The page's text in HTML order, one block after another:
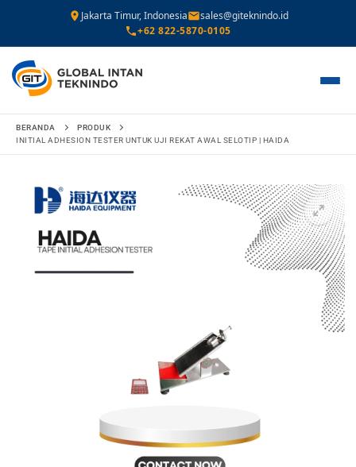
Jakarta Timur, Indonesia
sales@giteknindo.id
+62 822-5870-0105
Lompat
BERANDA
PRODUK
INITIAL ADHESION TESTER UNTUK UJI REKAT AWAL SELOTIP | HAIDA
🔍